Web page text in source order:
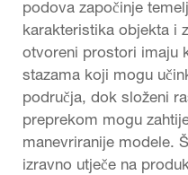
podova započinje
karakteristika objekta i
otvoreni prostori imaju
stazama koji mogu
područja, dok složeni
preprekom mogu
manevriranije modele.
izravno utječe na